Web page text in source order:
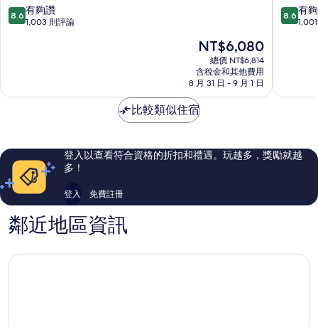
有
車
站
錫
8.6
分，
夠
評
論
8.6 有夠讚
1,003 則評論
現
價
格
為
NT$6,080
NT$6,080
總價 NT$6,814
含稅金和其他費用
8 月 31 日 - 9 月 1 日
店
Annecy
8.6
分，
夠
評
論
8.6 有
比較類似住宿
登入以查看符合資格的折扣和禮遇。玩越多，獎勵就越
多！
登入 免費註冊
鄰近地區資訊